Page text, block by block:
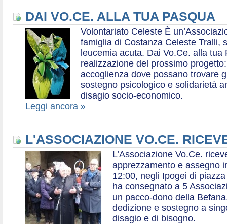
DAI VO.CE. ALLA TUA PASQUA
Volontariato Celeste È
famiglia di Costanza Celeste Tralli,
leucemia acuta. Dai Vo.Ce. alla tua
realizzazione del prossimo
accoglienza dove possano trovare
sostegno psicologico e solidarietà
disagio socio-economico.
Leggi ancora »
L'ASSOCIAZIONE VO.CE.
L’Associazione Vo.Ce.
apprezzamento e assegno
12:00, negli Ipogei di
ha consegnato a 5
un pacco-dono della
dedizione e sostegno a
disagio e di bisogno.